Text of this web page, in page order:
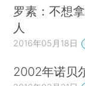
罗素：不想
人
2016年05月18日
2002年诺贝